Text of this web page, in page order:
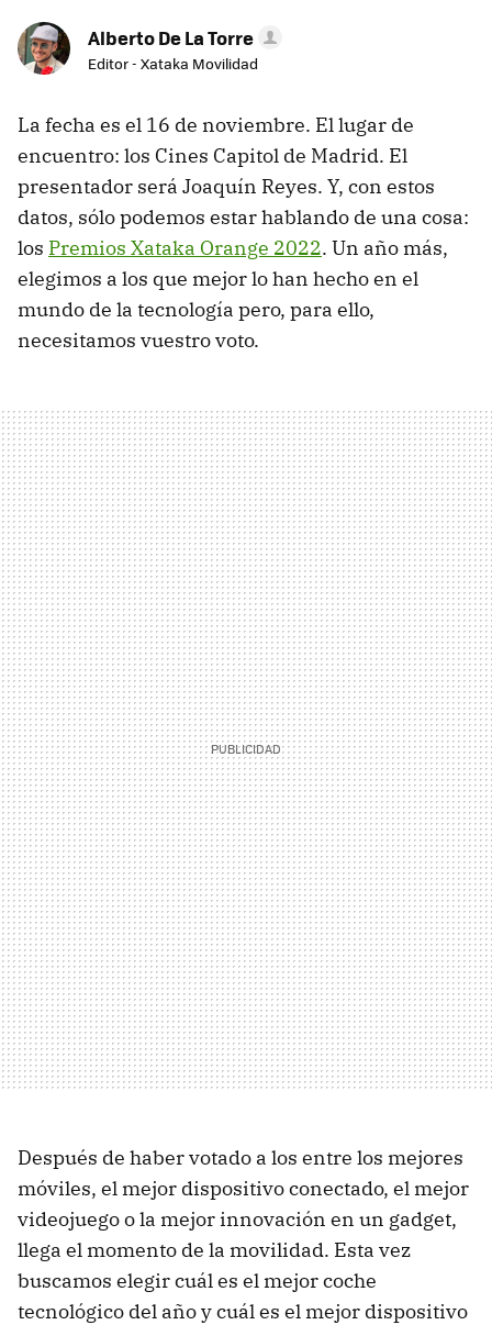
Alberto De La Torre
Editor - Xataka Movilidad
La fecha es el 16 de noviembre. El lugar de
encuentro: los Cines Capitol de Madrid. El
presentador será Joaquín Reyes. Y, con estos
datos, sólo podemos estar hablando de una cosa:
los Premios Xataka Orange 2022. Un año más,
elegimos a los que mejor lo han hecho en el
mundo de la tecnología pero, para ello,
necesitamos vuestro voto.
Después de haber votado a los entre los mejores
móviles, el mejor dispositivo conectado, el mejor
videojuego o la mejor innovación en un gadget,
llega el momento de la movilidad. Esta vez
buscamos elegir cuál es el mejor coche
tecnológico del año y cuál es el mejor dispositivo